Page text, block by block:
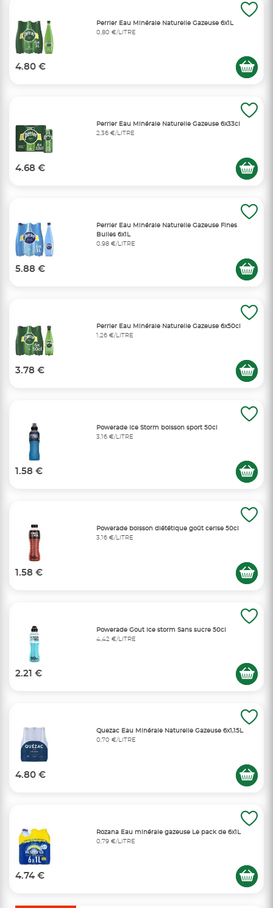
Perrier Eau Minérale Naturelle Gazeuse 6x1L
0,80 €/LITRE
4.80 €
Perrier Eau Minérale Naturelle Gazeuse 6x33cl
2,36 €/LITRE
4.68 €
Perrier Eau Minérale Naturelle Gazeuse Fines
Bulles 6x1L
0,98 €/LITRE
5.88 €
Perrier Eau Minérale Naturelle Gazeuse 6x50cl
1,26 €/LITRE
3.78 €
Powerade Ice Storm boisson sport 50cl
3,16 €/LITRE
1.58 €
Powerade boisson diététique goût cerise 50cl
3,16 €/LITRE
1.58 €
Powerade Gout Ice storm Sans sucre 50cl
4,42 €/LITRE
2.21 €
Quezac Eau Minérale Naturelle Gazeuse 6x1,15L
0,70 €/LITRE
4.80 €
Rozana Eau minérale gazeuse Le pack de 6x1L
0,79 €/LITRE
4.74 €